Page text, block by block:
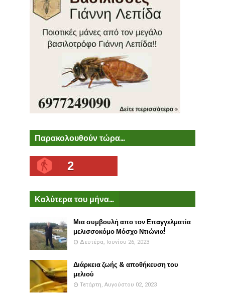
Παρακολουθούν τώρα...
2
Καλύτερα του μήνα...
Μια συμβουλή απο τον Επαγγελματία
μελισσοκόμο Μόσχο Ντιώνια!
Δευτέρα, Ιουνίου 26, 2023
Διάρκεια ζωής & αποθήκευση του
μελιού
Τετάρτη, Αυγούστου 02, 2023